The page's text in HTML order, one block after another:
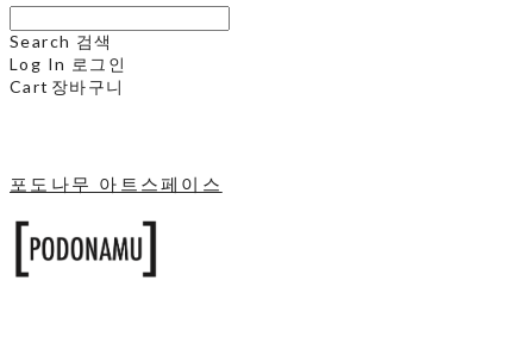
Search 검색
Log In 로그인
Cart 장바구니
포도나무 아트스페이스